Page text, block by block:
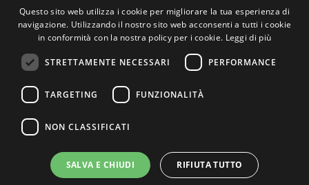
Questo sito web utilizza i cookie per migliorare la tua esperienza di
navigazione. Utilizzando il nostro sito web acconsenti a tutti i cookie
in conformità con la nostra policy per i cookie. Leggi di più
STRETTAMENTE NECESSARI PERFORMANCE
TARGETING FUNZIONALITÀ
NON CLASSIFICATI
SALVA E CHIUDI RIFIUTA TUTTO